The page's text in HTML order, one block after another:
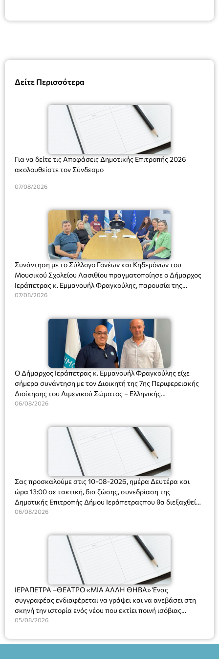
Δείτε Περισσότερα
Για να δείτε τις Αποφάσεις Δημοτικής Επιτροπής 2026
ακολουθείστε τον Σύνδεσμο
07/08/2026
Συνάντηση με το Σύλλογο Γονέων και Κηδεμόνων του
Μουσικού Σχολείου Λασιθίου πραγματοποίησε ο Δήμαρχος
Ιεράπετρας κ. Εμμανουήλ Φραγκούλης, παρουσία της
Διευθύντριας του σχολείου κας Μαριάννας Χαΐτα.
07/08/2026
Ο Δήμαρχος Ιεράπετρας κ. Εμμανουήλ Φραγκούλης είχε
σήμερα συνάντηση με τον Διοικητή της 7ης Περιφερειακής
Διοίκησης του Λιμενικού Σώματος – Ελληνικής
Ακτοφυλακής (Λ.Σ.-ΕΛ.ΑΚΤ.), Αρχιπλοίαρχο Λ.Σ. κ. Ιωάννη
06/08/2026
Σας προσκαλούμε στις 10-08-2026, ημέρα Δευτέρα και
ώρα 13:00 σε τακτική, δια ζώσης, συνεδρίαση της
Δημοτικής Επιτροπής Δήμου Ιεράπετραςπου θα διεξαχθεί
στο Δημοτικό Κατάστημα, Δημοκρατίας 31 στην αίθουσα
και λήψη αποφάσεων στα παρακάτω θέματα:
06/08/2026
ΙΕΡΑΠΕΤΡΑ –ΘΕΑΤΡΟ «ΜΙΑ ΑΛΛΗ ΘΗΒΑ» Ένας
συγγραφέας ενδιαφέρεται να γράψει και να ανεβάσει στη
σκηνή την ιστορία ενός νέου που εκτίει ποινή ισόβιας
κάθειρξης για πατροκτονία. Ένα πολυβραβευμένο έργο για
ασθένεια, τον ερωτισμό. Ένα έργο αινιγματικό, συγκινητικό,
05/08/2026